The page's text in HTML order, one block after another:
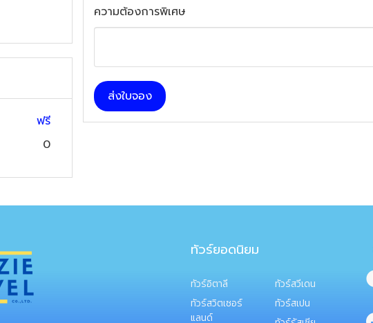
ฟรี
0
ความต้องการพิเศษ
ส่งใบจอง
ทัวร์ยอดนิยม
ทัวร์อิตาลี
ทัวร์สวิตเซอร์
แลนด์
ทัวร์สวีเดน
ทัวร์สเปน